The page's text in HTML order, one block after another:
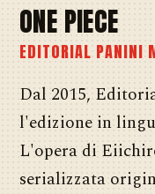
ONE PIECE
EDITORIAL PANINI
Dal 2015,
l'edizione in
L'opera di
serializzata